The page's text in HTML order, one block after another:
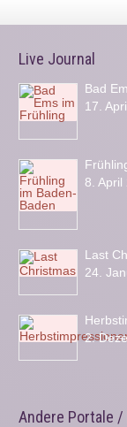
Live Journal
Bad
17.
8. April
Last
24.
2.
Andere Portale /